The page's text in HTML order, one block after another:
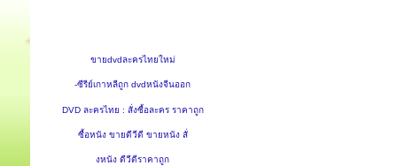
ขายdvdละครไทยใหม่
-ซีรีย์เกาหลีถูก dvdหนังจีนออก
DVD ละครไทย : สั่งซื้อละคร ราคาถูก
ซื้อหนัง ขายดีวีดี ขายหนัง สั่
งหนัง ดีวีดีราคาถูก